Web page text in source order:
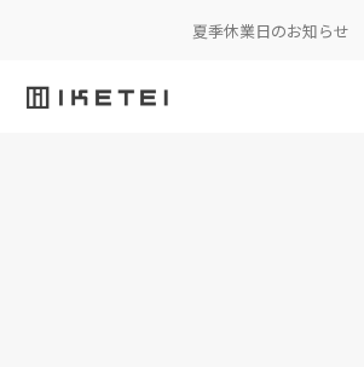
夏季休業日のお知らせ